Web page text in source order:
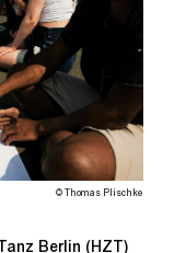
© Thomas Plischke
Berlin (HZT)